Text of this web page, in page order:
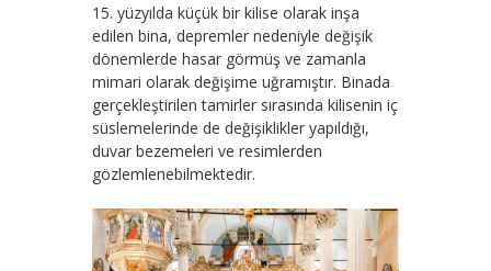
15. yüzyılda küçük bir kilise olarak inşa
edilen bina, depremler nedeniyle değişik
dönemlerde hasar görmüş ve zamanla
mimari olarak değişime uğramıştır. Binada
gerçekleştirilen tamirler sırasında kilisenin iç
süslemelerinde de değişiklikler yapıldığı,
duvar bezemeleri ve resimlerden
gözlemlenebilmektedir.